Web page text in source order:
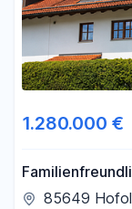
1.280.000 €
beziehbar*
85649